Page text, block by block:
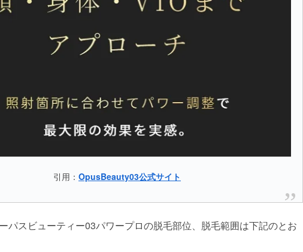
引用： OpusBeauty03公式サイト
パスビューティー03パワープロの脱毛部位、脱毛範囲は下記のとお